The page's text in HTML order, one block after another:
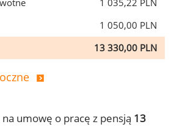
1 035,22 PLN
1 050,00 PLN
13 330,00 PLN
umowę o pracę z pensją 13